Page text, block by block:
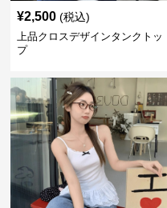
¥2,500 (税込)
上品クロスデザインタンクトッ
プ